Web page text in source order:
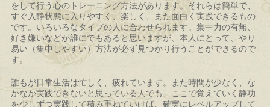
をして行う心のトレーニング方法があります。それらは簡単で、
すぐ入静状態に入りやすく、楽しく、また面白く実践できるもの
です。いろいろなタイプの人に合わせられます。集中力の有無、
好き嫌いなどが誰にでもあると思いますが、本人にとって、やり
易い（集中しやすい）方法が必ず見つかり行うことができるので
す。
誰もが日常生活は忙しく、疲れています。また時間が少なく、な
かなか実践できないと思っている人でも、ここで覚えていく静功
を少しずつ実践して積み重ねていけば、確実にレベルアップして